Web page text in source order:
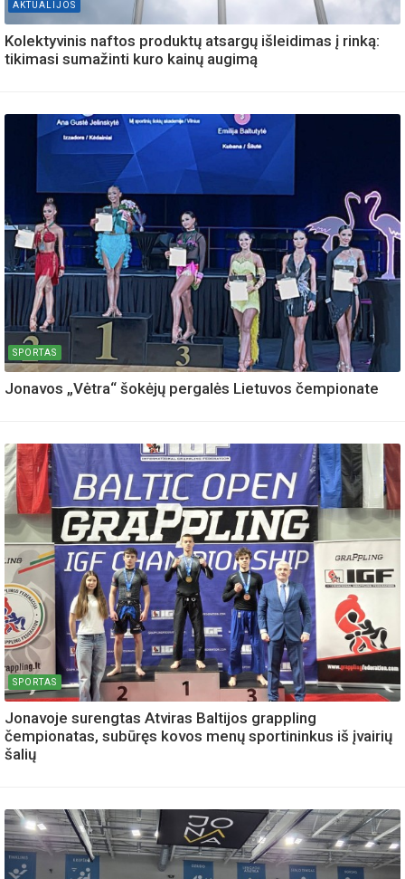
AKTUALIJOS
Kolektyvinis naftos produktų atsargų išleidimas į rinką:
tikimasi sumažinti kuro kainų augimą
SPORTAS
Jonavos „Vėtra“ šokėjų pergalės Lietuvos čempionate
SPORTAS
Jonavoje surengtas Atviras Baltijos grappling
čempionatas, subūręs kovos menų sportininkus iš įvairių
šalių